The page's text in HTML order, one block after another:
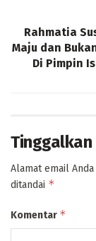
Rahmatia
Maju dan
Di Pimpin
Alamat email
ditandai *
Komentar *